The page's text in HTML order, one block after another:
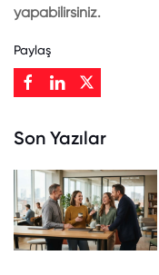
yapabilirsiniz.
Paylaş
Son Yazılar